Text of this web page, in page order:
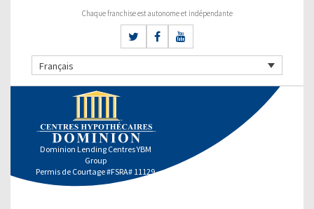
Chaque franchise est autonome et indépendante
Français
Dominion Lending Centres YBM
Group
Permis de Courtage #FSRA# 11129